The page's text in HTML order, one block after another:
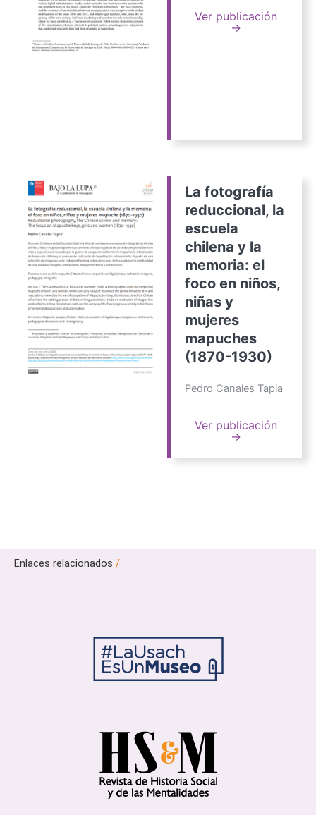
Ver publicación
→
La fotografía
reduccional, la
escuela
chilena y la
memoria: el
foco en niños,
niñas y
mujeres
mapuches
(1870-1930)
Pedro Canales Tapia
Ver publicación
→
Enlaces relacionados /